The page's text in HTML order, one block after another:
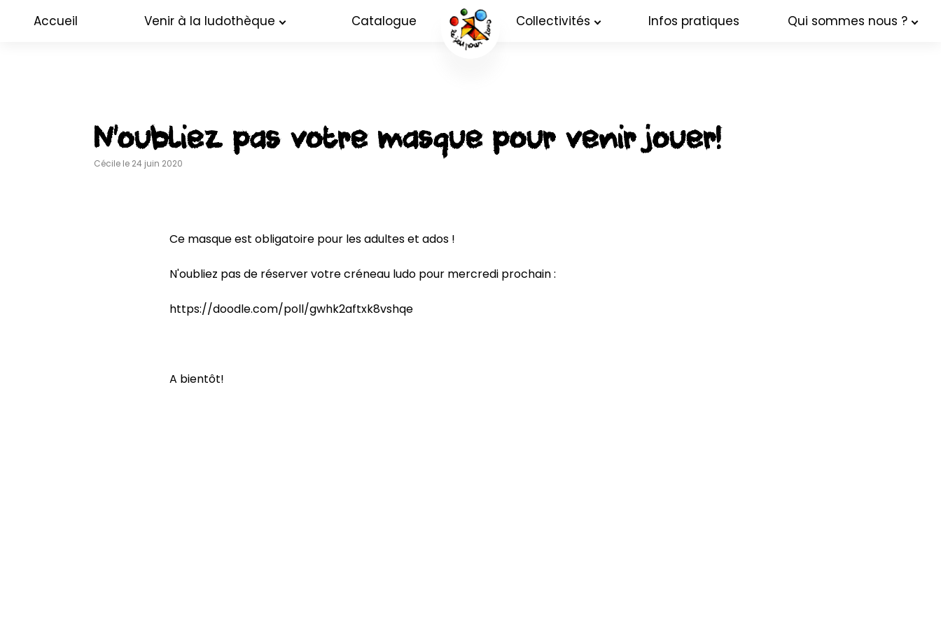
Accueil Venir à la ludothèque Catalogue Collectivités Infos pratiques Qui sommes nous ?
N’oubliez pas votre masque pour venir jouer!
Cécile le 24 juin 2020
Ce masque est obligatoire pour les adultes et ados !
N'oubliez pas de réserver votre créneau ludo pour mercredi prochain :
https://doodle.com/poll/gwhk2aftxk8vshqe
A bientôt!